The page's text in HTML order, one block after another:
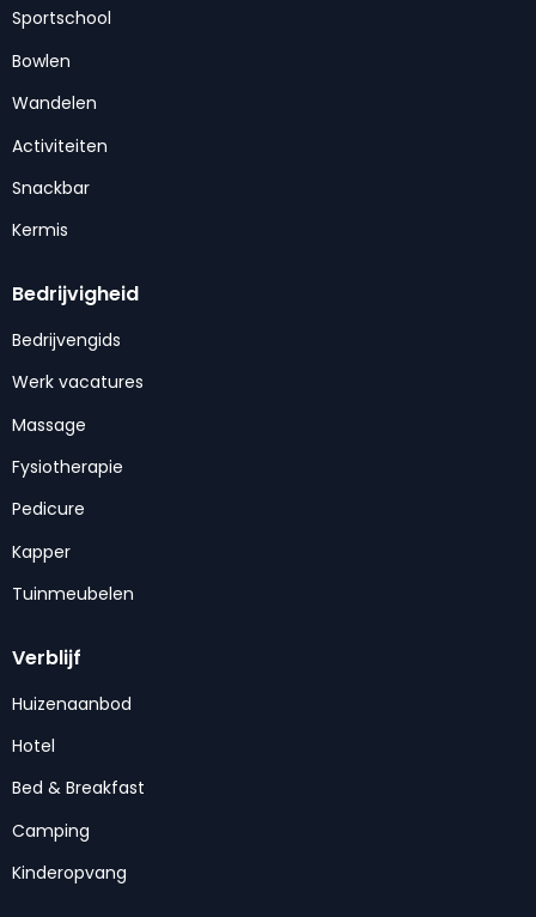
Sportschool
Bowlen
Wandelen
Activiteiten
Snackbar
Kermis
Bedrijvigheid
Bedrijvengids
Werk vacatures
Massage
Fysiotherapie
Pedicure
Kapper
Tuinmeubelen
Verblijf
Huizenaanbod
Hotel
Bed & Breakfast
Camping
Kinderopvang